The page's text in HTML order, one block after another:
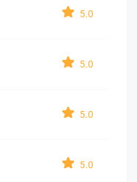
5.0
5.0
5.0
5.0